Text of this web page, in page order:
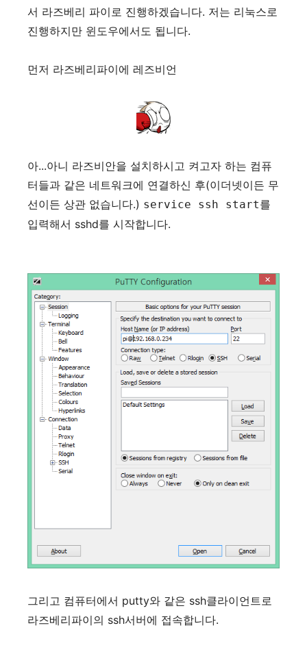
서 라즈베리 파이로 진행하겠습니다. 저는 리눅스로
진행하지만 윈도우에서도 됩니다.
먼저 라즈베리파이에 레즈비언
아...아니 라즈비안을 설치하시고 켜고자 하는 컴퓨
터들과 같은 네트워크에 연결하신 후(이더넷이든 무
선이든 상관 없습니다.) service ssh start를
입력해서 sshd를 시작합니다.
그리고 컴퓨터에서 putty와 같은 ssh클라이언트로
라즈베리파이의 ssh서버에 접속합니다.